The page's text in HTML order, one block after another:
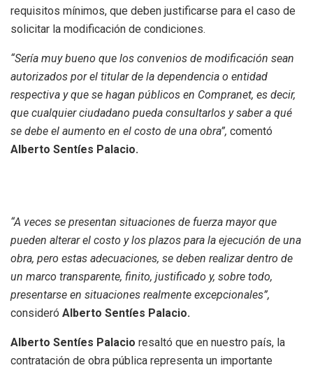
requisitos mínimos, que deben justificarse para el caso de
solicitar la modificación de condiciones.
“Sería muy bueno que los convenios de modificación sean
autorizados por el titular de la dependencia o entidad
respectiva y que se hagan públicos en Compranet, es decir,
que cualquier ciudadano pueda consultarlos y saber a qué
se debe el aumento en el costo de una obra”, comentó
Alberto Sentíes Palacio.
“A veces se presentan situaciones de fuerza mayor que
pueden alterar el costo y los plazos para la ejecución de una
obra, pero estas adecuaciones, se deben realizar dentro de
un marco transparente, finito, justificado y, sobre todo,
presentarse en situaciones realmente excepcionales”,
consideró Alberto Sentíes Palacio.
Alberto Sentíes Palacio resaltó que en nuestro país, la
contratación de obra pública representa un importante